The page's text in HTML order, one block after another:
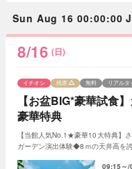
Sun Aug 16 00:00:00
8/16 (日)
【お盆BIG*豪華試食
豪華特典
イチオシ 残席 無料 リアルタ
【当館人気No.1★豪華10大特典】
ガーデン演出体験◆8ｍの天井高を
09:15～